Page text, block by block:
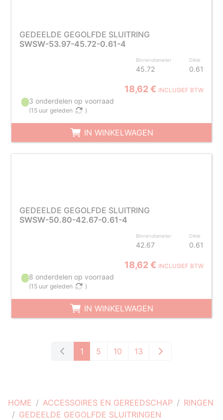
HOME ACCESSOIRES EN GEREEDSCHAP
RINGEN
GEDEELDE GEGOLFDE SLUITRINGEN
GEDEELDE GEGOLFDE SLUITRING
SWSW-53.97-45.72-0.61-4
Binnendiameter
45.72
Dikte
0.61
18,62 € INCLUSIEF BTW
3 onderdelen op voorraad
(15 uur geleden )
IN WINKELWAGEN
GEDEELDE GEGOLFDE SLUITRING
SWSW-50.80-42.67-0.61-4
Binnendiameter
42.67
Dikte
0.61
18,62 € INCLUSIEF BTW
8 onderdelen op voorraad
(15 uur geleden )
IN WINKELWAGEN
1 5 10 13